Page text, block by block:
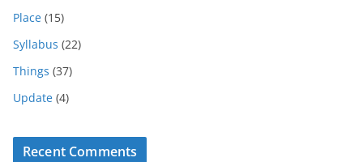
Place (15)
Syllabus (22)
Things (37)
Update (4)
Recent Comments